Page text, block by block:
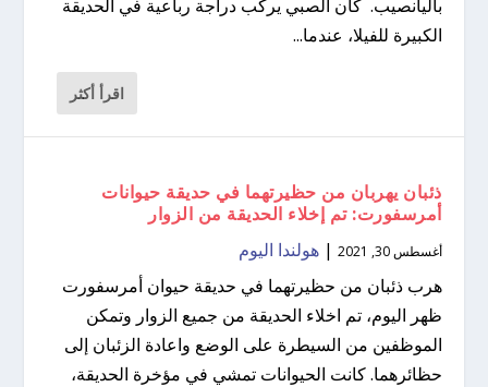
باليانصيب. كان الصبي يركب دراجة رباعية في الحديقة
الكبيرة للفيلا، عندما...
اقرأ أكثر
ذئبان يهربان من حظيرتهما في حديقة حيوانات
أمرسفورت: تم إخلاء الحديقة من الزوار
أغسطس 30, 2021 |هولندا اليوم
هرب ذئبان من حظيرتهما في حديقة حيوان أمرسفورت
ظهر اليوم، تم اخلاء الحديقة من جميع الزوار وتمكن
الموظفين من السيطرة على الوضع واعادة الزئبان إلى
حظائرهما. كانت الحيوانات تمشي في مؤخرة الحديقة،